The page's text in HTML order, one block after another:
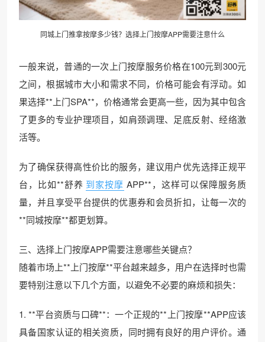
同城上门推拿按摩多少钱？选择 上门按摩APP需要注意什么
一般来说，普通的一次上门按摩服务价格在100元到300元
之间，根据城市大小和需求不同，价格可能会有浮动。如
果选择**上门SPA**，价格通常会更高一些，因为其中包含
了更多的专业护理项目，如肩颈调理、足底反射、经络激
活等。
为了确保获得高性价比的服务，建议用户优先选择正规平
台，比如**舒养 到家按摩 APP**，这样可以保障服务质
量，并且享受平台提供的优惠券和会员折扣，让每一次的
**同城按摩**都更划算。
三、选择上门按摩APP需要注意哪些关键点？
随着市场上**上门按摩**平台越来越多，用户在选择时也需
要特别注意以下几个方面，以避免不必要的麻烦和损失：
1. **平台资质与口碑**：一个正规的**上门按摩**APP应该
具备国家认证的相关资质，同时拥有良好的用户评价。通